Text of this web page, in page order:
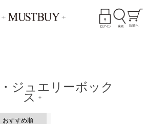
ジュエリーボック
ス